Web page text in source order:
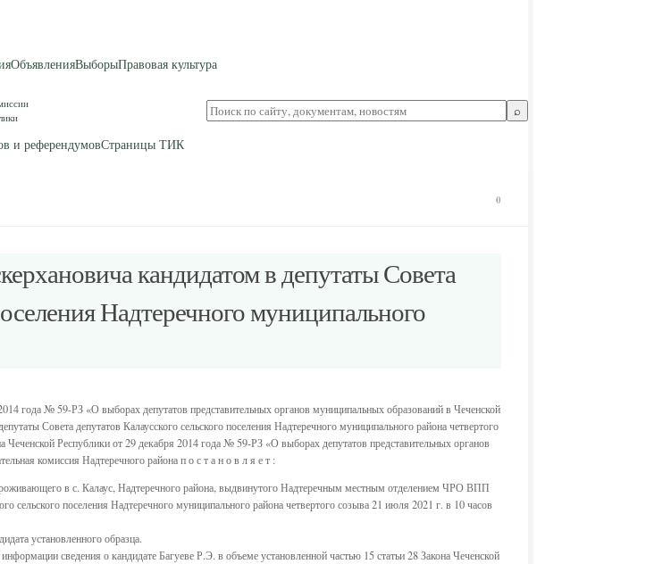
ОбъявленияВыборыПравовая культура
Поиск
по
⌕
и референдумовСтраницы ТИК
0
кандидатом в депутаты Совета
Надтеречного муниципального
года № 59-РЗ «О выборах депутатов представительных органов муниципальных образований в Чеченской
Совета депутатов Калаусского сельского поселения Надтеречного муниципального района четвертого
Чеченской Республики от 29 декабря 2014 года № 59-РЗ «О выборах депутатов представительных органов
комиссия Надтеречного района п о с т а н о в л я е т :
в с. Калаус, Надтеречного района, выдвинутого Надтеречным местным отделением ЧРО ВПП
поселения Надтеречного муниципального района четвертого созыва 21 июля 2021 г. в 10 часов
установленного образца.
сведения о кандидате Багуеве Р.Э. в объеме установленной частью 15 статьи 28 Закона Чеченской